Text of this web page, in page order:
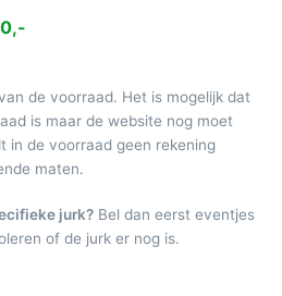
de voorraad. Het is mogelijk dat
is maar de website nog moet
in de voorraad geen rekening
maten.
jurk? Bel dan eerst eventjes
of de jurk er nog is.